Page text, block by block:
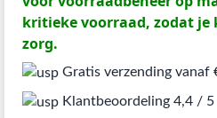
kritieke voorraad, zodat je
zorg.
Gratis verzending vanaf
Klantbeoordeling 4,4 / 5